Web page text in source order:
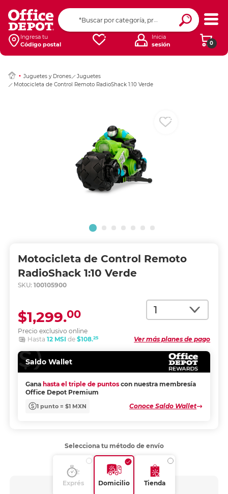
Ingresa tu
Código postal
0
Inicia
sesión
Juguetes y Drones
Juguetes
Motocicleta de Control Remoto RadioShack 1:10 Verde
Motocicleta de Control Remoto
RadioShack 1:10 Verde
SKU: 100105900
Cantidad
Precio exclusivo online
$1,299.00
Ver más planes de pago
Hasta 12 MSI de $108.25
Saldo Wallet
Gana hasta el triple de puntos con nuestra membresía
Office Depot Premium
1 punto = $1 MXN Conoce Saldo Wallet
Ingresar Codigo
Selecciona tu método de envío
Exprés Domicilio Tienda